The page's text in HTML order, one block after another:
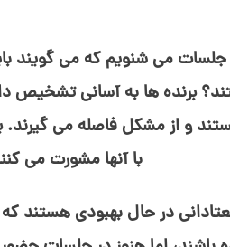
می⁯ شنویم که می⁯ گویند
برنده⁯ ها به آسانی تشخیص
و از مشکل فاصله می⁯ گیرند.
با آنها مشورت می⁯
در حال بهبودی